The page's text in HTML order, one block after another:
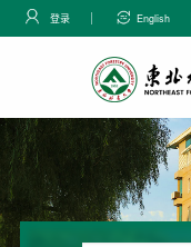
登录 English